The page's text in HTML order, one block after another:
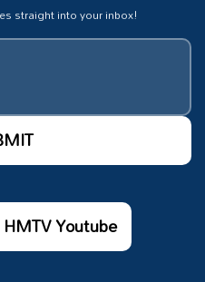
straight into your inbox!
HMTV Youtube